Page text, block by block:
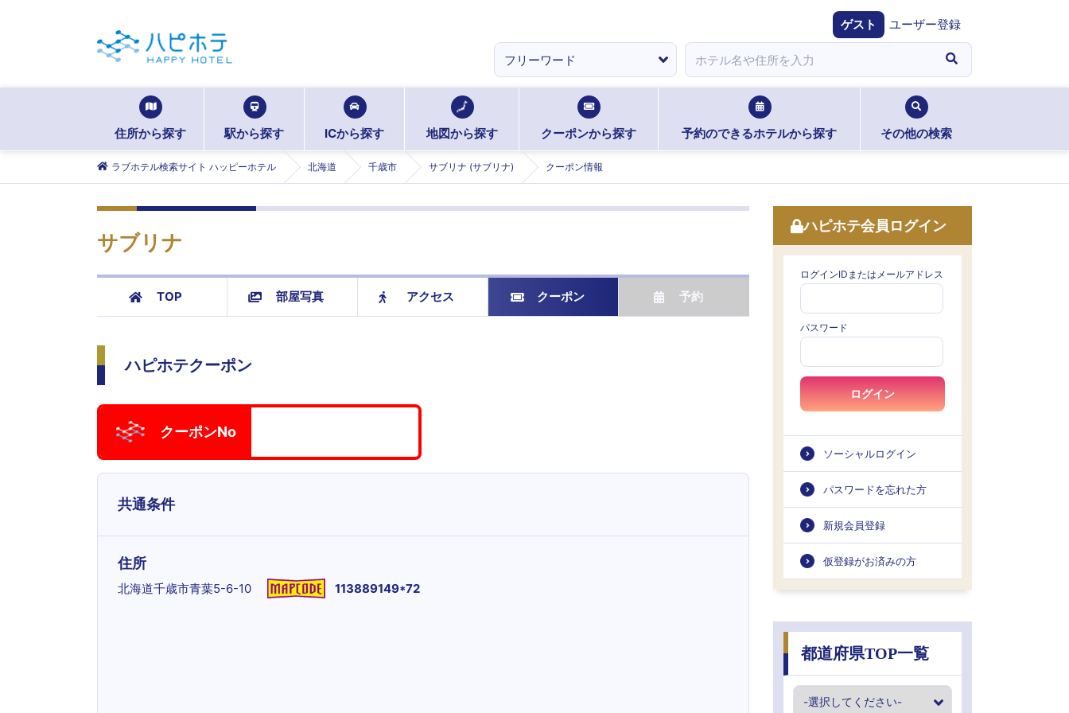
ゲスト ユーザー登録
住所から探す 駅から探す ICから探す 地図から探す クーポンから探す 予約のできるホテルから探す その他の検索
ラブホテル検索サイト ハッピーホテル 北海道 千歳市 サブリナ (サブリナ) クーポン情報
サブリナ
TOP 部屋写真 アクセス クーポン 予約
ハピホテクーポン
クーポンNo
共通条件
住所
北海道千歳市青葉5-6-10 113889149*72
ハピホテ会員ログイン
ログインIDまたはメールアドレス
パスワード
ログイン
ソーシャルログイン
パスワードを忘れた方
新規会員登録
仮登録がお済みの方
都道府県TOP一覧